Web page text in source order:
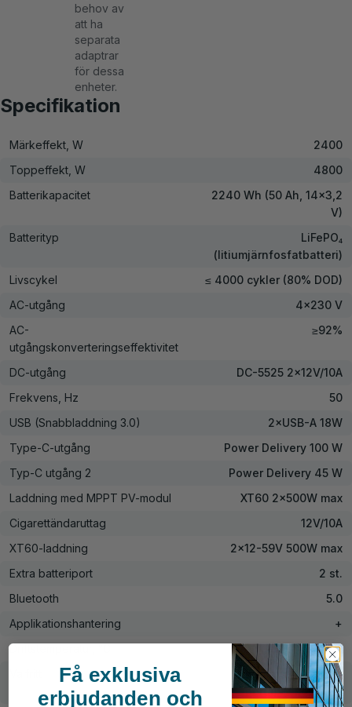
behov av
att ha
separata
adaptrar
för dessa
enheter.
Specifikation
Märkeffekt, W
2400
Toppeffekt, W
4800
Batterikapacitet
2240 Wh (50 Ah, 14x3,2
V)
Batterityp
LiFePO₄
(litiumjärnfosfatbatteri)
Livscykel
≤ 4000 cykler (80% DOD)
AC-utgång
4×230 V
AC-
utgångskonverteringseffektivitet
≥92%
DC-utgång
DC-5525 2×12V/10A
Frekvens, Hz
50
USB (Snabbladdning 3.0)
2×USB-A 18W
Type-C-utgång
Power Delivery 100 W
Typ-C utgång 2
Power Delivery 45 W
Laddning med MPPT PV-modul
XT60 2×500W max
Cigarettändaruttag
12V/10A
XT60-laddning
2×12-59V 500W max
Extra batteriport
2 st.
Bluetooth
5.0
Applikationshantering
+
Driftstemperatur, °C
-10° … +40°
Monokristallin kisel
portabel solpanel
Få exklusiva
erbjudanden och